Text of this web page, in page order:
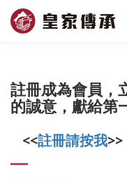
註冊成為會員，
的誠意，獻給第
<<註冊請按我